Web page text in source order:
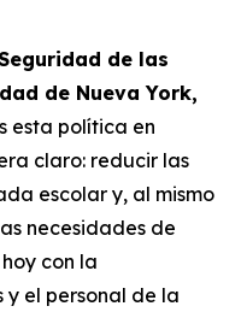
de las
de Nueva York,
esta política en
claro: reducir las
escolar y, al mismo
necesidades de
con la
y el personal de la